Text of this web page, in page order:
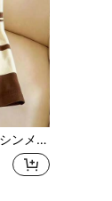
ュアル Tシャツ